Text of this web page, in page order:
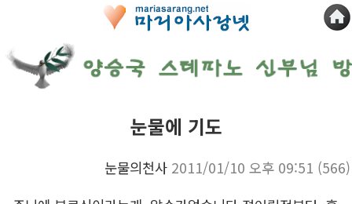
눈물에 기도
눈물의천사 2011/01/10 오후 09:51 (566)